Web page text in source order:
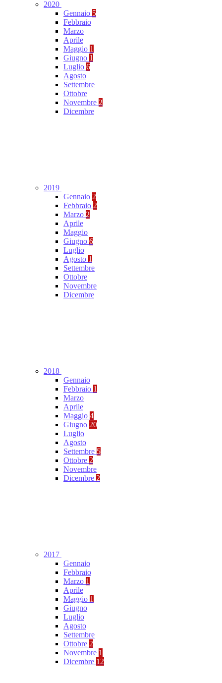
2020
Gennaio 5
Febbraio
Marzo
Aprile
Maggio 1
Giugno 1
Luglio 6
Agosto
Settembre
Ottobre
Novembre 2
Dicembre
2019
Gennaio 2
Febbraio 2
Marzo 2
Aprile
Maggio
Giugno 6
Luglio
Agosto 1
Settembre
Ottobre
Novembre
Dicembre
2018
Gennaio
Febbraio 1
Marzo
Aprile
Maggio 4
Giugno 20
Luglio
Agosto
Settembre 5
Ottobre 2
Novembre
Dicembre 2
2017
Gennaio
Febbraio
Marzo 1
Aprile
Maggio 1
Giugno
Luglio
Agosto
Settembre
Ottobre 2
Novembre 1
Dicembre 12